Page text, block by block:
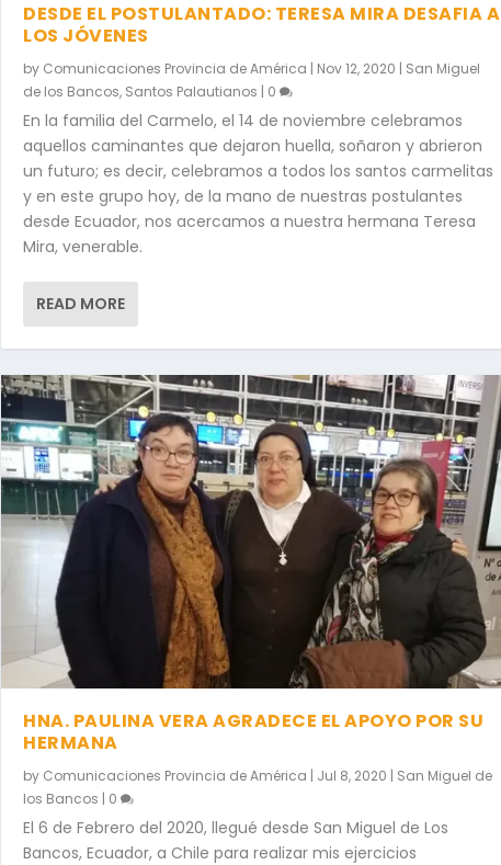
DESDE EL POSTULANTADO: TERESA MIRA DESAFIA A
LOS JÓVENES
by Comunicaciones Provincia de América | Nov 12, 2020 | San Miguel
de los Bancos, Santos Palautianos | 0
En la familia del Carmelo, el 14 de noviembre celebramos
aquellos caminantes que dejaron huella, soñaron y abrieron
un futuro; es decir, celebramos a todos los santos carmelitas
y en este grupo hoy, de la mano de nuestras postulantes
desde Ecuador, nos acercamos a nuestra hermana Teresa
Mira, venerable.
READ MORE
HNA. PAULINA VERA AGRADECE EL APOYO POR SU
HERMANA
by Comunicaciones Provincia de América | Jul 8, 2020 | San Miguel de
los Bancos | 0
El 6 de Febrero del 2020, llegué desde San Miguel de Los
Bancos, Ecuador, a Chile para realizar mis ejercicios